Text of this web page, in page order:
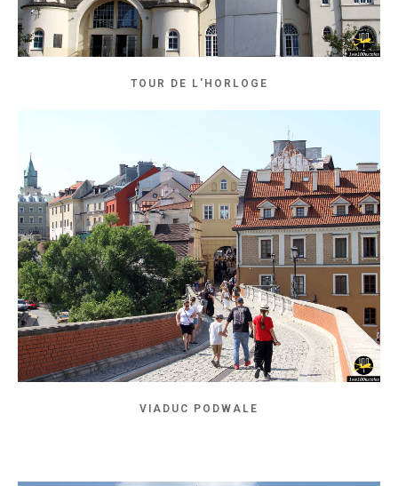
TOUR DE L'HORLOGE
VIADUC PODWALE